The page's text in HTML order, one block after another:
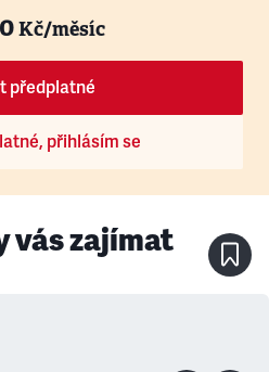
Kč/měsíc
předplatné
přihlásím se
vás zajímat